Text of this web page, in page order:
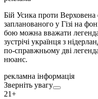
Бій Усика проти Верховена
запланованого у Гізі на
бою можна вважати
зустрічі українця з
по-справжньому дві
нюанс.
рекламна інформація
Зверніть увагу
21+